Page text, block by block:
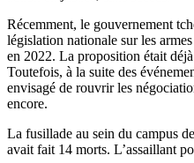
Récemment, le gouvernement
législation nationale sur les
en 2022. La proposition était
Toutefois, à la suite des
envisagé de rouvrir les
encore.
La fusillade au sein du campus
avait fait 14 morts. L’assaillant